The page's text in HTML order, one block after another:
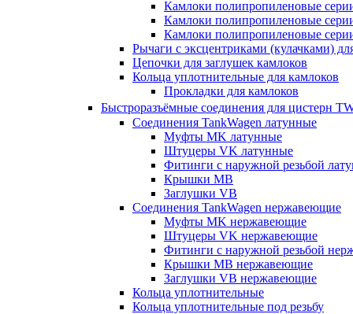
Камлоки полипропиленовые
Камлоки полипропиленовые
Камлоки полипропиленовые
Рычаги с эксцентриками (кулачками)
Цепочки для заглушек камлоков
Кольца уплотнительные для камлоков
Прокладки для камлоков
Быстроразъёмные соединения для цистерн
Соединения TankWagen латунные
Муфты MK латунные
Штуцеры VK латунные
Фитинги с наружной резьбой
Крышки MB
Заглушки VB
Соединения TankWagen нержавеющие
Муфты MK нержавеющие
Штуцеры VK нержавеющие
Фитинги с наружной резьбой
Крышки MB нержавеющие
Заглушки VB нержавеющие
Кольца уплотнительные
Кольца уплотнительные под резьбу